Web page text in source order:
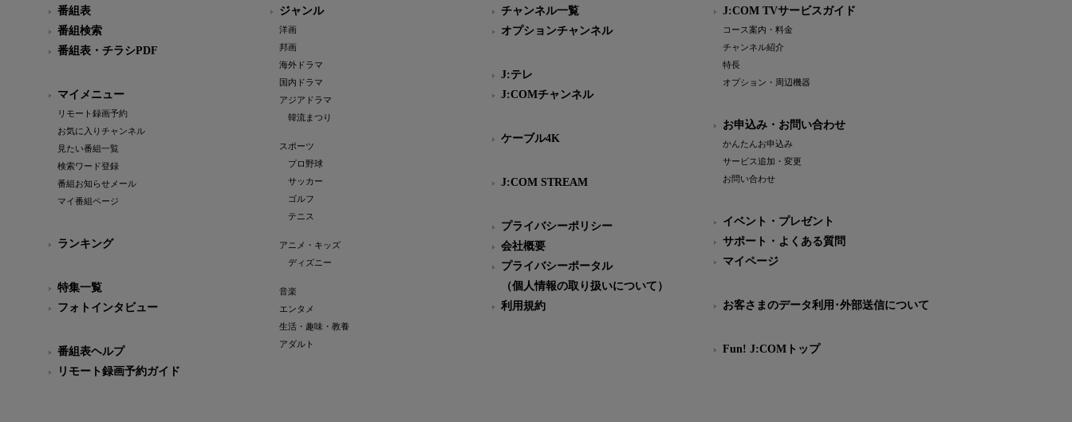
番組表
番組検索
番組表・チラシPDF
マイメニュー
リモート録画予約
お気に入りチャンネル
見たい番組一覧
検索ワード登録
番組お知らせメール
マイ番組ページ
ランキング
特集一覧
フォトインタビュー
番組表ヘルプ
リモート録画予約ガイド
ジャンル
洋画
邦画
海外ドラマ
国内ドラマ
アジアドラマ
韓流まつり
スポーツ
プロ野球
サッカー
ゴルフ
テニス
アニメ・キッズ
ディズニー
音楽
エンタメ
生活・趣味・教養
アダルト
チャンネル一覧
オプションチャンネル
J:テレ
J:COMチャンネル
ケーブル4K
J:COM STREAM
プライバシーポリシー
会社概要
プライバシーポータル
（個人情報の取り扱いについて）
利用規約
J:COM TVサービスガイド
コース案内・料金
チャンネル紹介
特長
オプション・周辺機器
お申込み・お問い合わせ
かんたんお申込み
サービス追加・変更
お問い合わせ
イベント・プレゼント
サポート・よくある質問
マイページ
お客さまのデータ利用･外部送信について
Fun! J:COMトップ